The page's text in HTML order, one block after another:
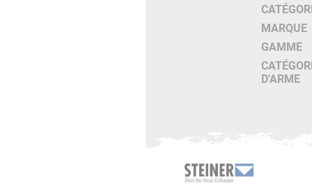
MARQUE
GAMME
D'ARME